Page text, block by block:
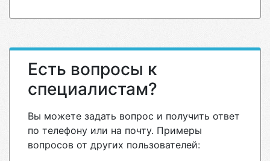
Есть вопросы к
специалистам?
Вы можете задать вопрос и получить ответ
по телефону или на почту. Примеры
вопросов от других пользователей: